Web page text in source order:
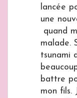
lancée
une
quand
malade.
tsunami
battre
mon fils.